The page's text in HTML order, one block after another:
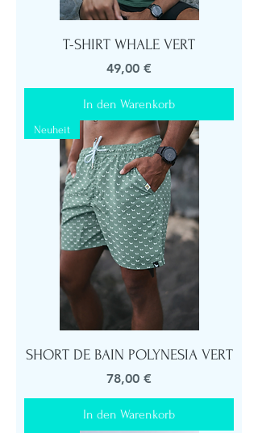
T-SHIRT WHALE VERT
Preis
49,00 €
In den Warenkorb
Neuheit
SHORT DE BAIN POLYNESIA VERT
Preis
78,00 €
In den Warenkorb